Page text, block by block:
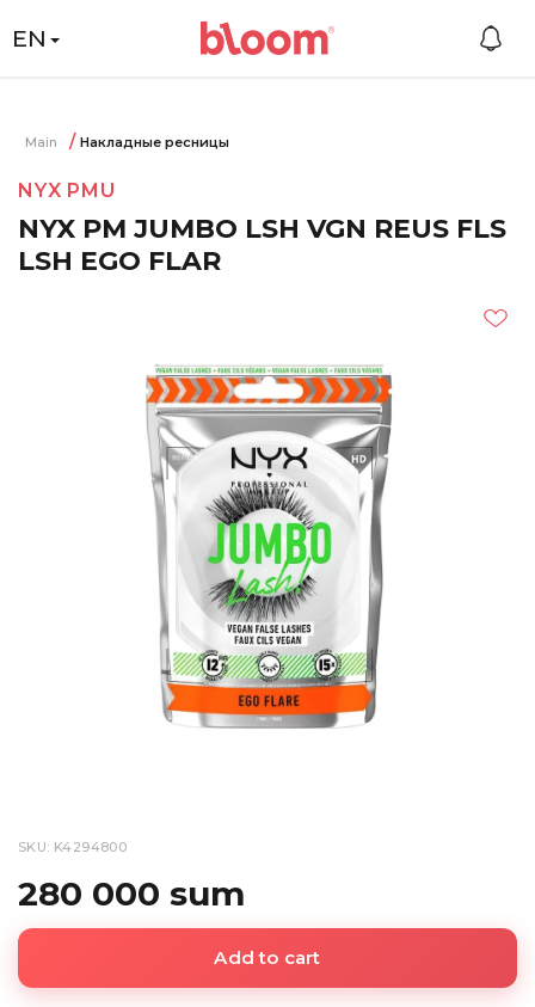
EN
Main Накладные ресницы
NYX PMU
NYX PM JUMBO LSH VGN REUS FLS
LSH EGO FLAR
SKU: K4294800
280 000 sum
Add to cart